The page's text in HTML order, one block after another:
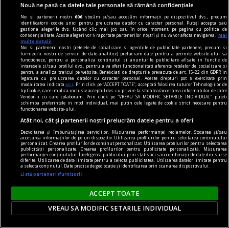
diferiți demagogi cu promisiuni maximale și
capacități mediocre.
Andrei CORNEA
nici așa, nici altminteri
Cum trebuie să fie un președinte
Nu cred în nici o campanie electorală construită
Nouă ne pasă ca datele tale personale să rămână confidențiale
Noi și partenerii noștri606 stocăm și/sau accesăm informații pe dispozitivul dvs., precum
identificatorii cookie unici pentru prelucrarea datelor cu caracter personal. Puteți accepta sau
gestiona alegerile dvs. făcând clic mai jos sau în orice moment, pe pagina cu politica de
confidențialitate. Aceste alegeri vor fi raportate partenerilor noștri și nu vă vor afecta navigarea.
Mai
multe detalii
Noi si partenerii nostri (retelele de socializare si agentiile de publicitate partenere, precum si
furnizorii nostri de servicii de date analitice) prelucram date pentru a permite website-ului sa
functioneze, pentru a personaliza continutul si anunturile publicitare afisate in functie de
interesele si/sau profilul dvs., pentru a va oferi functionalitati aferente retelelor de socializare si
pentru a analiza traficul pe website. Beneficiati de drepturile prevazute de art. 15-22 din GDPR in
legatura cu prelucrarea datelor cu caracter personal. Aceste drepturi pot fi exercitate prin
modalitatea indicataaici
. Prin click pe “ACCEPT TOATE”, acceptati folosirea tuturor Tehnologiilor de
tip Cookie, care implica inclusiv acceptul dvs. cu privire la stocarea/accesarea informatiilor de catre
Vendor-ii cu care colaboram. Prin click pe “VREAU SA MODIFIC SETARILE INDIVIDUAL” puteti
schimba preferintele in mod individual, mai putin cele legate de cookie strict necesare pentru
functionarea website-ului.
Atât noi, cât și partenerii noștri prelucrăm datele pentru a oferi:
Dezvoltarea și îmbunătățirea serviciilor. Măsurarea performanței reclamelor. Stocarea și/sau
accesarea informațiilor de pe un dispozitiv. Utilizarea profilurilor pentru selectarea conținutului
personalizat. Crearea profilurilor de conținut personalizat. Utilizarea profilurilor pentru selectarea
publicității personalizate. Crearea profilurilor pentru publicitate personalizată. Măsurarea
performanței conținutului. Înțelegerea publicului prin statistici sau combinații de date din surse
diferite. Utilizarea de date limitate pentru a selecta publicitatea. Utilizarea datelor limitate pentru
a selecta conținutul. Date precise de geolocație și identificarea prin scanarea dispozitivului.
Listă parteneri (furnizori)
ACCEPT TOATE
VREAU SA MODIFIC SETARILE INDIVIDUAL